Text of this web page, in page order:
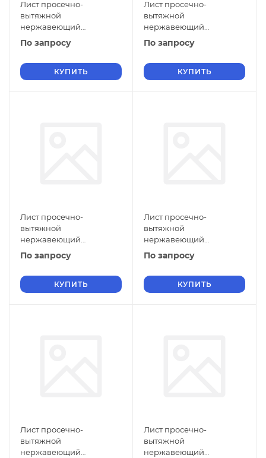
Лист просечно-
вытяжной
нержавеющий
5х800х1500 мм ПВЛ 308
08Х18Н10 ГОСТ 8706-78
По запросу
КУПИТЬ
Лист просечно-
вытяжной
нержавеющий
5х710х3000 мм ПВЛ 308
08Х18Н10 ГОСТ 8706-78
По запросу
КУПИТЬ
Лист просечно-
вытяжной
нержавеющий
5х600х2500 мм ПВЛ 308
08Х18Н10 ГОСТ 8706-78
По запросу
КУПИТЬ
Лист просечно-
вытяжной
нержавеющий
5х500х2000 мм ПВЛ 308
08Х18Н10 ГОСТ 8706-78
По запросу
КУПИТЬ
Лист просечно-
вытяжной
нержавеющий
Лист просечно-
вытяжной
нержавеющий